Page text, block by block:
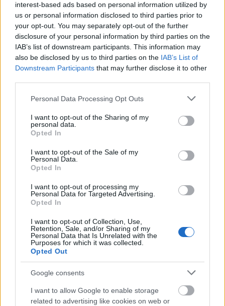
interest-based ads based on personal information utilized by
us or personal information disclosed to third parties prior to
your opt-out. You may separately opt-out of the further
disclosure of your personal information by third parties on the
IAB’s list of downstream participants. This information may
also be disclosed by us to third parties on the IAB’s List of
Downstream Participants that may further disclose it to other
Please note that this website/app uses one or more Google
not limited to your visit or usage behaviour. You may click to
grant or deny consent to Google and its third-party tags to
use your data for below specified purposes in below Google
consent section.
Personal Data Processing Opt Outs
I want to opt-out of the Sharing of my
personal data.
Opted In
I want to opt-out of the Sale of my
Personal Data.
Opted In
I want to opt-out of processing my
Personal Data for Targeted Advertising.
Opted In
I want to opt-out of Collection, Use,
Retention, Sale, and/or Sharing of my
Personal Data that Is Unrelated with the
Purposes for which it was collected.
Opted Out
Google consents
I want to allow Google to enable storage
related to advertising like cookies on web or
在餐點中加入泡菜，不僅能提升菜餚的口感，還能補充
重要的營養成分，而且不會增加額外的卡路里。因此，
對於那些想要少吃但又想保持健康的人來說，泡菜是一
個不錯的選擇。
泡菜有益心臟健康
泡菜對心臟健康非常有益，而且味道鮮美，是任何餐點
的完美搭配。經常食用泡菜有助於控制膽固醇水平。
康，也具有抗發炎特性。這些都有助於降低血壓，維持
心臟健康。
在餐點中加入泡菜可以提升風味，也能提供對整體健康
至關重要的營養素。以下是泡菜對心臟的一些主要好
有助於降低膽固醇水平
降低血壓
改善整體血脂譜
有助於降低心臟病的風險